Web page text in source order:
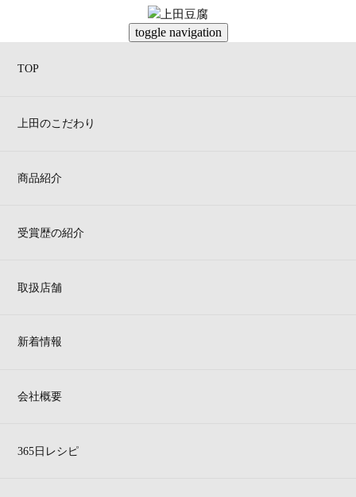
toggle navigation
TOP
上田のこだわり
商品紹介
受賞歴の紹介
取扱店舗
新着情報
会社概要
365日レシピ
材料（3人分）
マヨネーズ 大さじ3
ポイント
焼き上げた厚揚げにだしマヨ味のブロッコリーのみずみずしさが
作り方
厚揚げを2枚に切り分けクッキングペーパー敷いたト